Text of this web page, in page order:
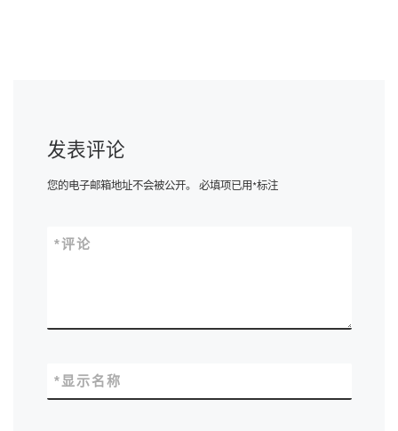
发表评论
您的电子邮箱地址不会被公开。 必填项已用*标注
评论
*
显示名称
*